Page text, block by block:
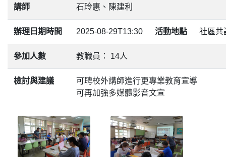
講師 石玲惠、陳建利
辦理日期時間 2025-08-29T13:30 活動地點 社區共
參加人數 教職員： 14人
檢討與建議
可聘校外講師進行更專業教育宣導
可再加強多媒體影音文宣